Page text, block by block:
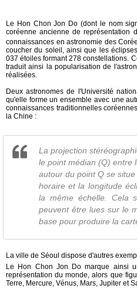
Le Hon Chon Jon Do (dont le nom
coréenne ancienne de représentation
connaissances en astronomie des
coucher du soleil, ainsi que les
037 étoiles formant 278 constellations.
traduit ainsi la popularisation de
réalisées.
Deux astronomes de l'Université
qu'elle forme un ensemble avec une
connaissances traditionnelles
la Chine :
La projection
le point médian (Q) entre
autour du point Q se
horaire et la longitude
la même échelle. Cela
peuvent être lues sur le
base pour produire la
La ville de Séoul dispose d'autres
Le Hon Chon Jon Do marque ainsi
représentation du monde, alors que
Terre, Mercure, Vénus, Mars, Jupiter et